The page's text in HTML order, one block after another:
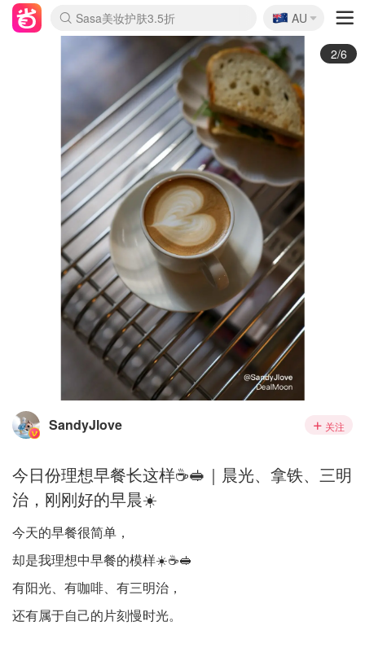
lululemon折扣上新
Sasa美妆护肤3.5折
SSENSE年中3折
FreshBeauty好价汇总
Cettire降价+叠9折
WWS Coles超市实拍
viagogo二手票捡漏
Myer超级周末1折
The Outnet奢牌1折起
David Jones 3折起
Flannels大牌1折
Perfumes Club护肤1折
AMIRO返校季6.2折
Amazon折扣汇总
eToro入金$200送$50
Amazon数码好物
ICONIC本周7.5折
ThedoubleF高奢地板价
Moose Knuckles 6折
丝芙兰5折起
EUFY官网3.7折起
Selenichast首饰2折
Trip机票酒店促销
YSL送5件彩妆礼
Amazon家居好物
Amazon美妆护肤
雅漾大喷$8
过敏原检测盒$33
伊索独家赠50ml沐浴露
科颜氏清仓3折
SEALIFE海洋馆门票6折
丝塔芙大白罐$16
订阅Newsletter送香薰
Cult Beauty 6.8折
Harrods圣诞日历2.3折
LN-CC奢牌私促3折
d'Alba空姐喷雾$16
EVE LOM套装逆天2折
Bernardelli独家4折
Adore Beauty 6折起
CT圣诞日历
Mytheresa奢品2.7折
Luxury Escapes 9折
Currentbody美容仪9折
MOON Garden Live
Roborock扫地机3.7折
Tingo Life水杯$24
Valentino官网5折
CR洗发护发6.3折
修丽可套装7.4折
Myer彩妆2件7折
GANNI官网4.5折
Stylevana韩妆4折
Tessabit高奢8.5折
OGX洗护4折
Amazon阿德莱德次日达
卡诗8.5折+赠礼
Philips Hue灯具8折
🇦🇺
AU
3/6
SandyJlove 关注
今日份理想早餐长这样☕️🥪｜晨光、拿铁、三明
治，刚刚好的早晨☀️
今天的早餐很简单，
却是我理想中早餐的模样☀️☕️🥪
有阳光、有咖啡、有三明治，
还有属于自己的片刻慢时光。